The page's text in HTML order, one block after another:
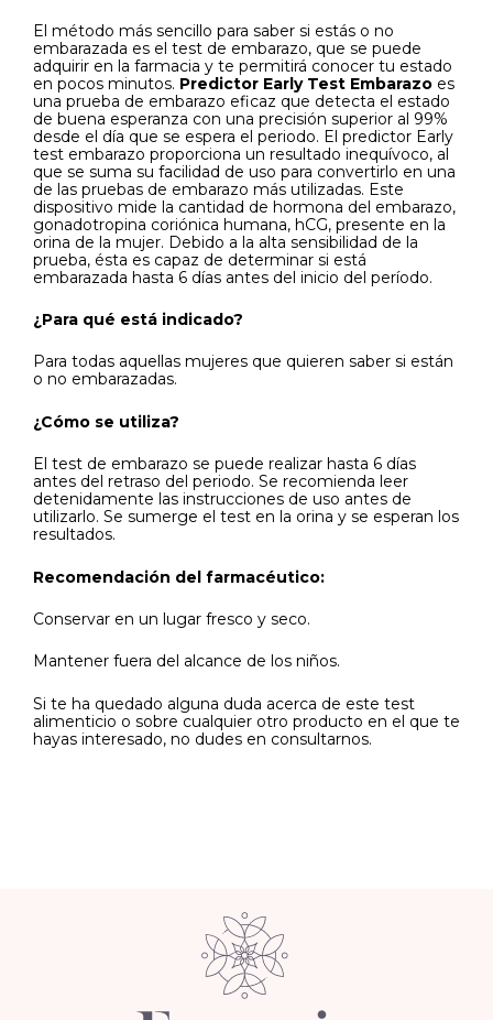
El método más sencillo para saber si estás o no
embarazada es el test de embarazo, que se puede
adquirir en la farmacia y te permitirá conocer tu estado
en pocos minutos. Predictor Early Test Embarazo es
una prueba de embarazo eficaz que detecta el estado
de buena esperanza con una precisión superior al 99%
desde el día que se espera el periodo. El predictor Early
test embarazo proporciona un resultado inequívoco, al
que se suma su facilidad de uso para convertirlo en una
de las pruebas de embarazo más utilizadas. Este
dispositivo mide la cantidad de hormona del embarazo,
gonadotropina coriónica humana, hCG, presente en la
orina de la mujer. Debido a la alta sensibilidad de la
prueba, ésta es capaz de determinar si está
embarazada hasta 6 días antes del inicio del período.
¿Para qué está indicado?
Para todas aquellas mujeres que quieren saber si están
o no embarazadas.
¿Cómo se utiliza?
El test de embarazo se puede realizar hasta 6 días
antes del retraso del periodo. Se recomienda leer
detenidamente las instrucciones de uso antes de
utilizarlo. Se sumerge el test en la orina y se esperan los
resultados.
Recomendación del farmacéutico:
Conservar en un lugar fresco y seco.
Mantener fuera del alcance de los niños.
Si te ha quedado alguna duda acerca de este test
alimenticio o sobre cualquier otro producto en el que te
hayas interesado, no dudes en consultarnos.